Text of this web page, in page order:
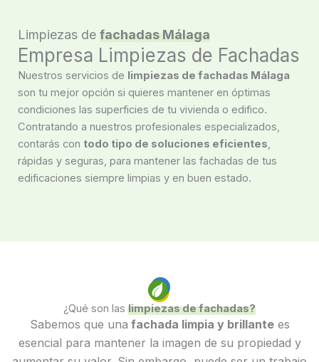
Limpiezas de fachadas Málaga
Empresa Limpiezas de Fachadas
Nuestros servicios de limpiezas de fachadas Málaga
son tu mejor opción si quieres mantener en óptimas
condiciones las superficies de tu vivienda o edifico.
Contratando a nuestros profesionales especializados,
contarás con todo tipo de soluciones eficientes,
rápidas y seguras, para mantener las fachadas de tus
edificaciones siempre limpias y en buen estado.
¿Qué son las limpiezas de fachadas?
Sabemos que una fachada limpia y brillantees
esencial para mantener la imagen de su propiedad y